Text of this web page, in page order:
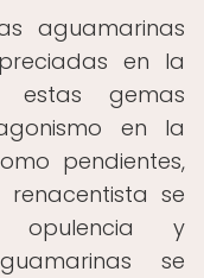
aguamarinas
en la
estas gemas
en la
pendientes,
renacentista se
opulencia y
se